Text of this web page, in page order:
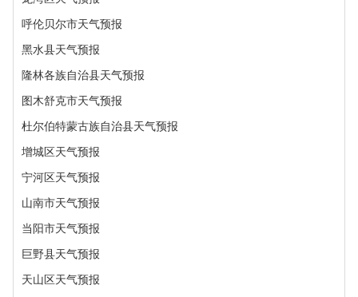
呼伦贝尔市天气预报
黑水县天气预报
隆林各族自治县天气预报
图木舒克市天气预报
杜尔伯特蒙古族自治县天气预报
增城区天气预报
宁河区天气预报
山南市天气预报
当阳市天气预报
巨野县天气预报
天山区天气预报